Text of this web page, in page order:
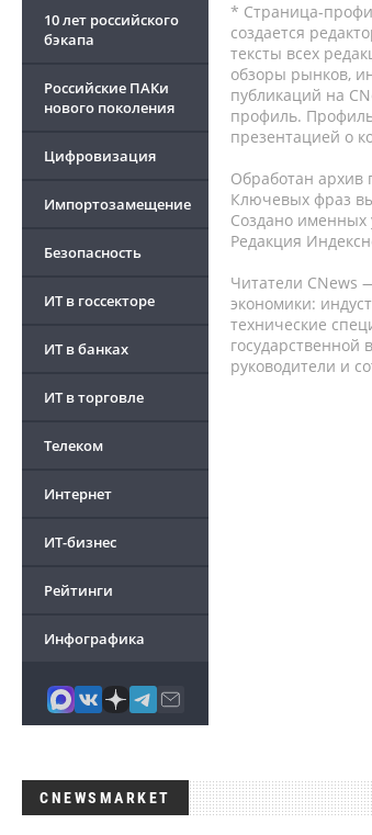
10 лет российского
бэкапа
Российские ПАКи
нового поколения
Цифровизация
Импортозамещение
Безопасность
ИТ в госсекторе
ИТ в банках
ИТ в торговле
Телеком
Интернет
ИТ-бизнес
Рейтинги
Инфографика
* Страница-
создается
тексты всех
обзоры рынков,
публикаций на
профиль.
презентацией о
Обработан архив
Ключевых фраз
Создано именных
Редакция
Читатели CNews
экономики:
технические
руководители и
CNEWSMARKET